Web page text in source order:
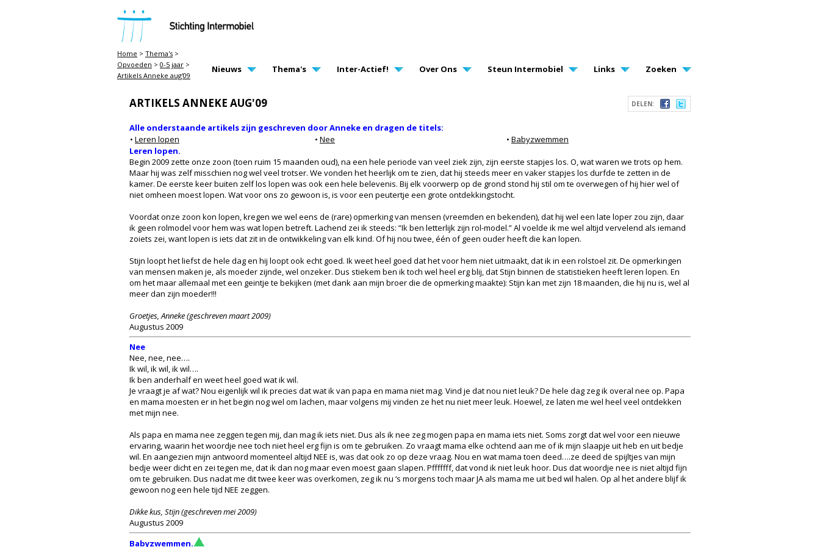
STICHTING INTERMOBIEL
MAIN PAGE NAVIGATION
Nieuws Thema's Inter-Actief! Over Ons Steun Intermobiel Links Zoeken
Home > Thema's >
Opvoeden > 0-5 jaar >
Artikels Anneke aug'09
DELEN:
ARTIKELS ANNEKE AUG'09
Alle onderstaande artikels zijn geschreven door Anneke en dragen de titels:
• Leren lopen • Nee • Babyzwemmen
Leren lopen.
Begin 2009 zette onze zoon (toen ruim 15 maanden oud), na een hele periode van veel ziek zijn, zijn eerste stapjes los. O, wat waren we trots op hem.
Maar hij was zelf misschien nog wel veel trotser. We vonden het heerlijk om te zien, dat hij steeds meer en vaker stapjes los durfde te zetten in de
kamer. De eerste keer buiten zelf los lopen was ook een hele belevenis. Bij elk voorwerp op de grond stond hij stil om te overwegen of hij hier wel of
niet omheen moest lopen. Wat voor ons zo gewoon is, is voor een peutertje een grote ontdekkingstocht.
Voordat onze zoon kon lopen, kregen we wel eens de (rare) opmerking van mensen (vreemden en bekenden), dat hij wel een late loper zou zijn, daar
ik geen rolmodel voor hem was wat lopen betreft. Lachend zei ik steeds: ”Ik ben letterlijk zijn rol-model.” Al voelde ik me wel altijd vervelend als iemand
zoiets zei, want lopen is iets dat zit in de ontwikkeling van elk kind. Of hij nou twee, één of geen ouder heeft die kan lopen.
Stijn loopt het liefst de hele dag en hij loopt ook echt goed. Ik weet heel goed dat het voor hem niet uitmaakt, dat ik in een rolstoel zit. De opmerkingen
van mensen maken je, als moeder zijnde, wel onzeker. Dus stiekem ben ik toch wel heel erg blij, dat Stijn binnen de statistieken heeft leren lopen. En
om het maar allemaal met een geintje te bekijken (met dank aan mijn broer die de opmerking maakte): Stijn kan met zijn 18 maanden, die hij nu is, wel al
meer dan zijn moeder!!!
Groetjes, Anneke (geschreven maart 2009)
Augustus 2009
Nee
Nee, nee, nee….
Ik wil, ik wil, ik wil….
Ik ben anderhalf en weet heel goed wat ik wil.
Je vraagt je af wat? Nou eigenlijk wil ik precies dat wat ik van papa en mama niet mag. Vind je dat nou niet leuk? De hele dag zeg ik overal nee op. Papa
en mama moesten er in het begin nog wel om lachen, maar volgens mij vinden ze het nu niet meer leuk. Hoewel, ze laten me wel heel veel ontdekken
met mijn nee.
Als papa en mama nee zeggen tegen mij, dan mag ik iets niet. Dus als ik nee zeg mogen papa en mama iets niet. Soms zorgt dat wel voor een nieuwe
ervaring, waarin het woordje nee toch niet heel erg fijn is om te gebruiken. Zo vraagt mama elke ochtend aan me of ik mijn slaapje uit heb en uit bedje
wil. En aangezien mijn antwoord momenteel altijd NEE is, was dat ook zo op deze vraag. Nou en wat mama toen deed….ze deed de spijltjes van mijn
bedje weer dicht en zei tegen me, dat ik dan nog maar even moest gaan slapen. Pfffffff, dat vond ik niet leuk hoor. Dus dat woordje nee is niet altijd fijn
om te gebruiken. Dus nadat me dit twee keer was overkomen, zeg ik nu ‘s morgens toch maar JA als mama me uit bed wil halen. Op al het andere blijf ik
gewoon nog een hele tijd NEE zeggen.
Dikke kus, Stijn (geschreven mei 2009)
Augustus 2009
Babyzwemmen.